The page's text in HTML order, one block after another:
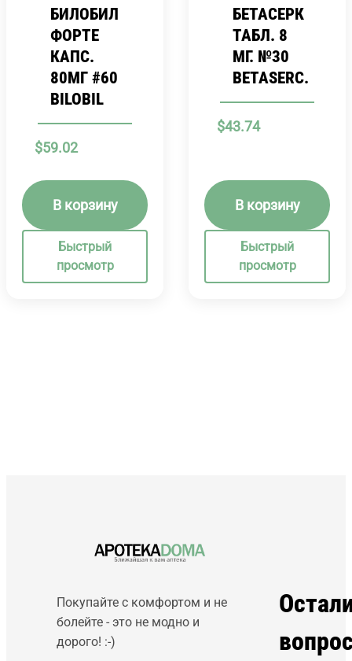
БИЛОБИЛ
ФОРТЕ
КАПС.
80МГ #60
BILOBIL
$59.02
В корзину
Быстрый
просмотр
БЕТАСЕРК
ТАБЛ. 8
МГ. №30
BETASERC.
$43.74
В корзину
Быстрый
просмотр
Покупайте с комфортом и не
болейте - это не модно и
дорого! :-)